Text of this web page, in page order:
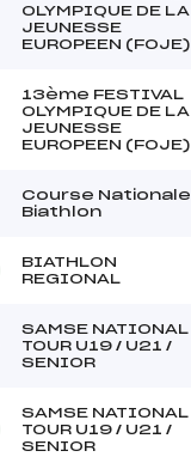
OLYMPIQUE DE LA
JEUNESSE
EUROPEEN (FOJE)
13ème FESTIVAL
OLYMPIQUE DE LA
JEUNESSE
EUROPEEN (FOJE)
Course Nationale
Biathlon
BIATHLON
REGIONAL
SAMSE NATIONAL
TOUR U19 / U21 /
SENIOR
SAMSE NATIONAL
TOUR U19 / U21 /
SENIOR